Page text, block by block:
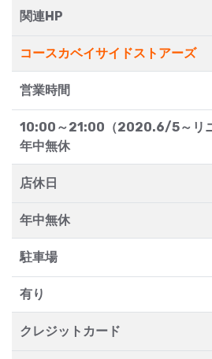
関連HP
コースカベイサイドストアーズ
営業時間
10:00～21:00（2020.6/5～リニ
年中無休
店休日
年中無休
駐車場
有り
クレジットカード